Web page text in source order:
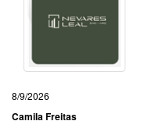
8/9/2026
Camila Freitas